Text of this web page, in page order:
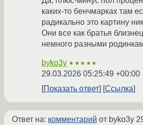
каких-то бенчмарках там
радикально это картину
Они все как братья
немного разными
byko3y ★★★★★
29.03.2026 05:25:49 +00:00
Показать ответ
Ссылка
Ответ на: комментарий от byko3y